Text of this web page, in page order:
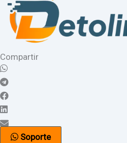
Compartir
Soporte